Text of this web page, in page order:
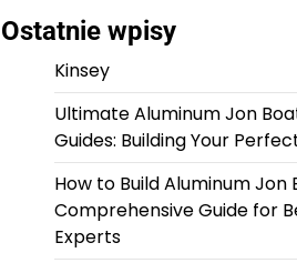
Ostatnie wpisy
Kinsey
Ultimate Aluminum Jon
Guides: Building Your
How to Build Aluminum Jon
Comprehensive Guide for
Experts